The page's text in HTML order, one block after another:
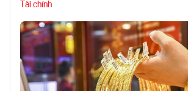
Tài chính